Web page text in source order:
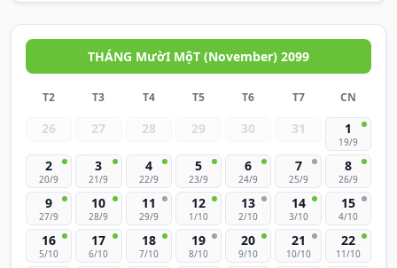
THÁNG MườI MộT (November) 2099
T2 T3 T4 T5 T6 T7 CN
26 27 28 29 30 31 1
19/9
2
20/9
3
21/9
4
22/9
5
23/9
6
24/9
7
25/9
8
26/9
9
27/9
10
28/9
11
29/9
12
1/10
13
2/10
14
3/10
15
4/10
16
5/10
17
6/10
18
7/10
19
8/10
20
9/10
21
10/10
22
11/10